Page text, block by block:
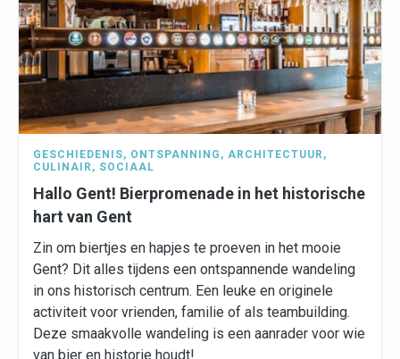
GESCHIEDENIS, ONTSPANNING , ARCHITECTUUR ,
CULINAIR , SOCIAAL
Hallo Gent! Bierpromenade in het historische
hart van Gent
Zin om biertjes en hapjes te proeven in het mooie
Gent? Dit alles tijdens een ontspannende wandeling
in ons historisch centrum. Een leuke en originele
activiteit voor vrienden, familie of als teambuilding.
Deze smaakvolle wandeling is een aanrader voor wie
van bier en historie houdt!